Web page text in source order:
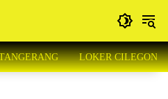
LOKER CILEGON